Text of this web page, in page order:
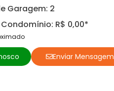
Garagem: 2
R$ 0,00*
Enviar Mensagem